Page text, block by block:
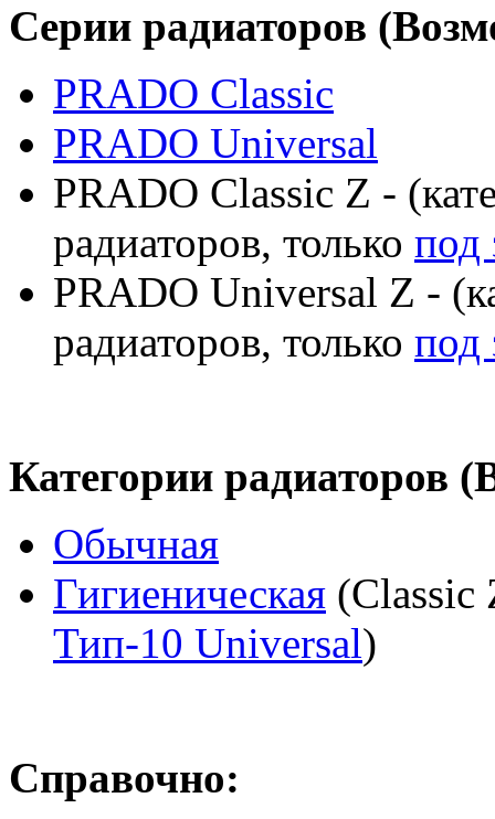
Серии радиаторов
PRADO Classic
PRADO Universal
PRADO Classic Z -
радиаторов, только под
PRADO Universal Z -
радиаторов, только под
Категории радиаторов
Обычная
Гигиеническая
Тип-10 Universal)
Справочно: